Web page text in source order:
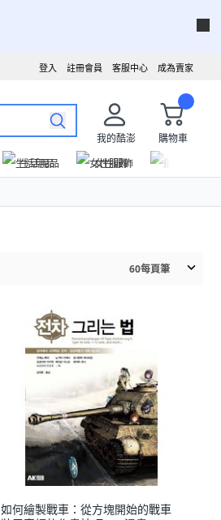
成為賣家
客服中心
註冊會員
登入
我的酷澎
購物車
生活用品 女性服飾
60每頁筆
如何繪製戰車：從方塊開始的戰車